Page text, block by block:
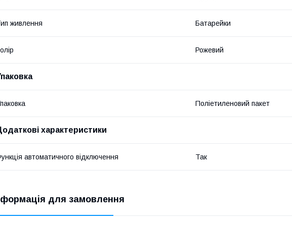
живлення Батарейки
Рожевий
Поліетиленовий пакет
характеристики
автоматичного відключення Так
для замовлення